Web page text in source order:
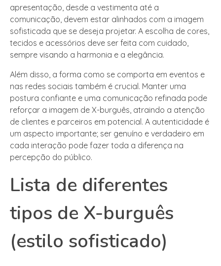
apresentação, desde a vestimenta até a
comunicação, devem estar alinhados com a imagem
sofisticada que se deseja projetar. A escolha de cores,
tecidos e acessórios deve ser feita com cuidado,
sempre visando a harmonia e a elegância.
Além disso, a forma como se comporta em eventos e
nas redes sociais também é crucial. Manter uma
postura confiante e uma comunicação refinada pode
reforçar a imagem de X-burguês, atraindo a atenção
de clientes e parceiros em potencial. A autenticidade é
um aspecto importante; ser genuíno e verdadeiro em
cada interação pode fazer toda a diferença na
percepção do público.
Lista de diferentes
tipos de X-burguês
(estilo sofisticado)